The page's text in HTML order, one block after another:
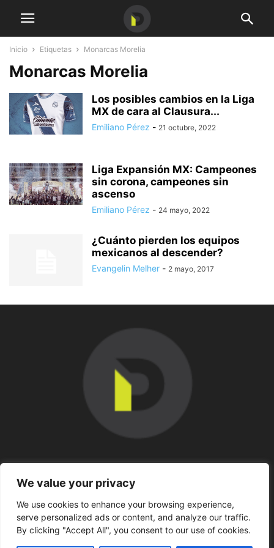
We value your privacy
We use cookies to enhance your browsing experience,
serve personalized ads or content, and analyze our traffic.
By clicking "Accept All", you consent to our use of cookies.
Inicio Etiquetas Monarcas Morelia
Monarcas Morelia
Los posibles cambios en la Liga
MX de cara al Clausura...
Emiliano Pérez - 21 octubre, 2022
Liga Expansión MX: Campeones
sin corona, campeones sin
ascenso
Emiliano Pérez - 24 mayo, 2022
¿Cuánto pierden los equipos
mexicanos al descender?
Evangelin Melher - 2 mayo, 2017
SÍGUENOS